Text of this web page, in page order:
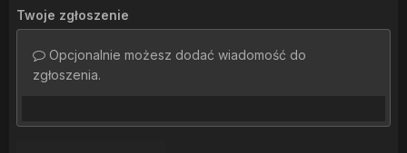
Twoje zgłoszenie
Opcjonalnie możesz dodać wiadomość do
zgłoszenia.